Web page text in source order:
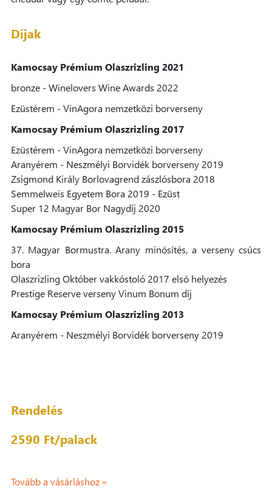
Díjak
Kamocsay Prémium Olaszrizling 2021
bronze - Winelovers Wine Awards 2022
Ezüstérem - VinAgora nemzetközi borverseny
Kamocsay Prémium Olaszrizling 2017
Ezüstérem - VinAgora nemzetközi borverseny
Aranyérem - Neszmélyi Borvidék borverseny 2019
Zsigmond Király Borlovagrend zászlósbora 2018
Semmelweis Egyetem Bora 2019 - Ezüst
Super 12 Magyar Bor Nagydíj 2020
Kamocsay Prémium Olaszrizling 2015
37. Magyar Bormustra. Arany minősítés, a verseny csúcs
bora
Olaszrizling Október vakkóstoló 2017 első helyezés
Prestige Reserve verseny Vinum Bonum díj
Kamocsay Prémium Olaszrizling 2013
Aranyérem - Neszmélyi Borvidék borverseny 2019
Rendelés
2590 Ft/palack
Tovább a vásárláshoz »